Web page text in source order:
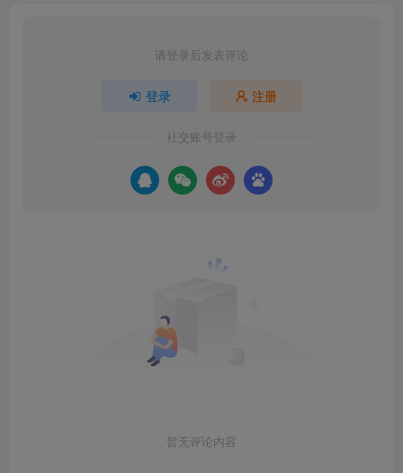
请登录后发表评论
登录 注册
社交账号登录
暂无评论内容